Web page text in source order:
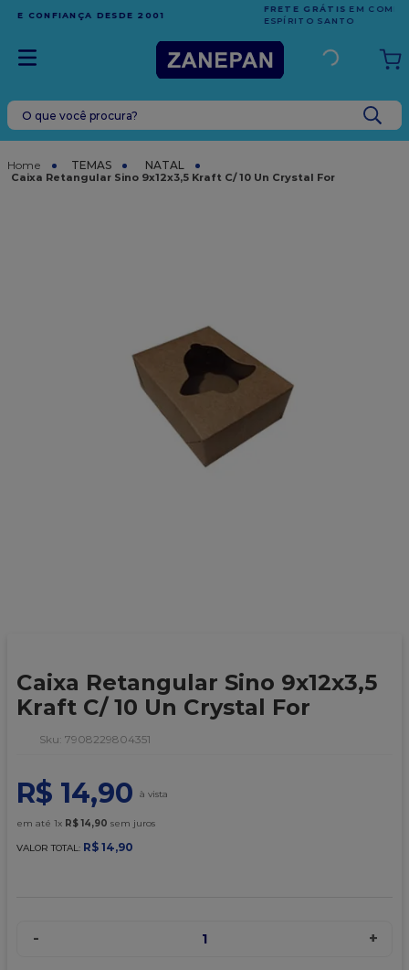
EM COMPRAS ACIMA DE R$1.000,00 PARA O
ESPÍRITO SANTO
O que você procura?
TEMAS NATAL
Caixa Retangular Sino 9x12x3,5 Kraft C/ 10 Un Crystal For
Caixa Retangular Sino 9x12x3,5
Kraft C/ 10 Un Crystal For
: 7908229804351
R$ 14,90
em até 1x R$ 14,90 sem juros
VALOR TOTAL: R$ 14,90
- 1 +
TERMOS MAIS BUSCADOS
leite condensado